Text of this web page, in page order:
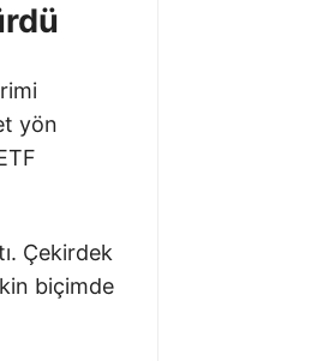
yön
Çekirdek
biçimde